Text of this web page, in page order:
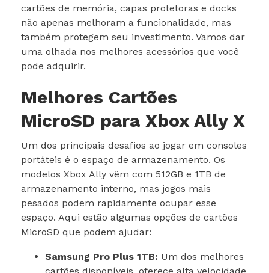
cartões de memória, capas protetoras e docks
não apenas melhoram a funcionalidade, mas
também protegem seu investimento. Vamos dar
uma olhada nos melhores acessórios que você
pode adquirir.
Melhores Cartões
MicroSD para Xbox Ally X
Um dos principais desafios ao jogar em consoles
portáteis é o espaço de armazenamento. Os
modelos Xbox Ally vêm com 512GB e 1TB de
armazenamento interno, mas jogos mais
pesados podem rapidamente ocupar esse
espaço. Aqui estão algumas opções de cartões
MicroSD que podem ajudar:
Samsung Pro Plus 1TB: Um dos melhores